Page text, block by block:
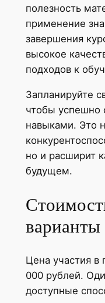
полезность
применение
завершения
высокое
подходов к
Запланируйте
чтобы успешно
навыками. Это
но и расширит
будущем.
Цена участия в
000 рублей.
доступные